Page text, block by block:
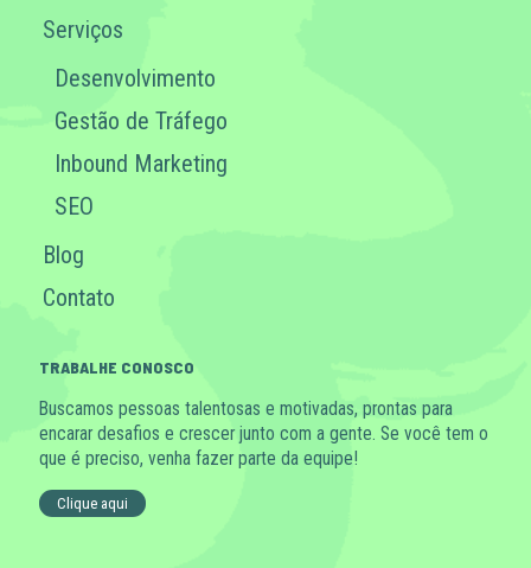
Serviços
Desenvolvimento
Gestão de Tráfego
Inbound Marketing
SEO
Blog
Contato
TRABALHE CONOSCO
Buscamos pessoas talentosas e motivadas, prontas para
encarar desafios e crescer junto com a gente. Se você tem o
que é preciso, venha fazer parte da equipe!
Clique aqui